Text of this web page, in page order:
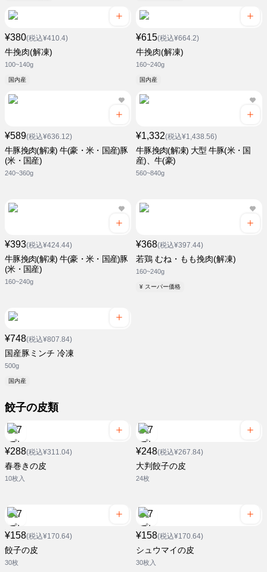
¥380(税込¥410.4)
牛挽肉(解凍)
100~140g
国内産
¥615(税込¥664.2)
牛挽肉(解凍)
160~240g
国内産
¥589(税込¥636.12)
牛豚挽肉(解凍) 牛(豪・米・国産)豚
(米・国産)
240~360g
¥1,332(税込¥1,438.56)
牛豚挽肉(解凍) 大型 牛豚(米・国
産)、牛(豪)
560~840g
¥393(税込¥424.44)
牛豚挽肉(解凍) 牛(豪・米・国産)豚
(米・国産)
160~240g
¥368(税込¥397.44)
若鶏 むね・もも挽肉(解凍)
160~240g
¥ スーパー価格
¥748(税込¥807.84)
国産豚ミンチ 冷凍
500g
国内産
餃子の皮類
¥288(税込¥311.04)
春巻きの皮
10枚入
¥248(税込¥267.84)
大判餃子の皮
24枚
¥158(税込¥170.64)
餃子の皮
30枚
¥158(税込¥170.64)
シュウマイの皮
30枚入